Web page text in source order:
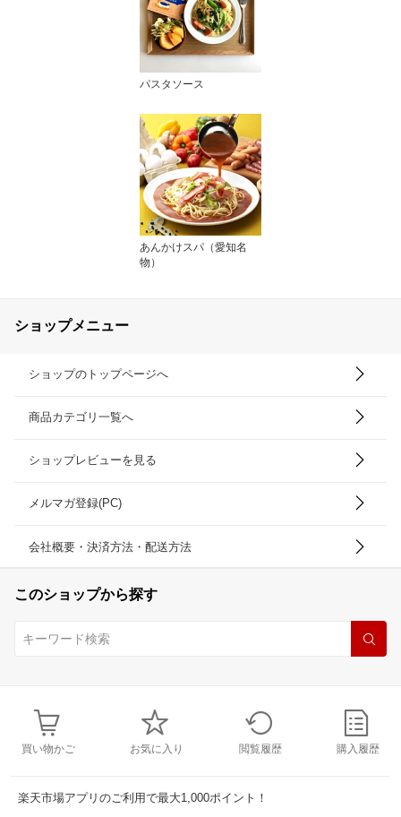
パスタソース
あんかけスパ（愛知名
物）
ショップメニュー
ショップのトップページへ
商品カテゴリ一覧へ
ショップレビューを見る
メルマガ登録(PC)
会社概要・決済方法・配送方法
このショップから探す
買い物かご お気に入り 閲覧履歴 購入履歴
楽天市場アプリのご利用で最大1,000ポイント！